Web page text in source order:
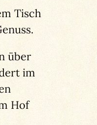
Tisch
über
im
Hof